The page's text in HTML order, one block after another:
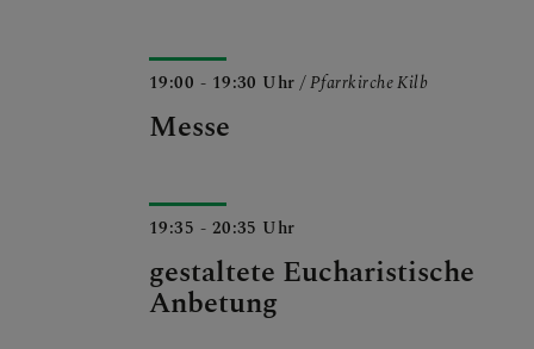
19:00 - 19:30 Uhr/ Pfarrkirche Kilb
Messe
19:35 - 20:35 Uhr
gestaltete Eucharistische
Anbetung